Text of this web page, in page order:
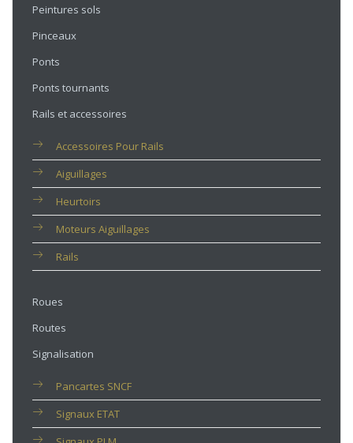
Peintures sols
Pinceaux
Ponts
Ponts tournants
Rails et accessoires
Accessoires Pour Rails
Aiguillages
Heurtoirs
Moteurs Aiguillages
Rails
Roues
Routes
Signalisation
Pancartes SNCF
Signaux ETAT